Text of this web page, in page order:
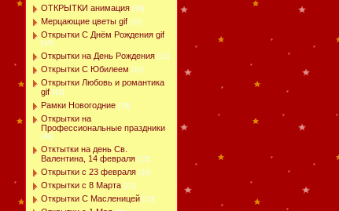
ОТКРЫТКИ анимация [39]
Мерцающие цветы gif [22]
Открытки С Днём Рождения gif
[44]
Открытки на День Рождения [13]
Открытки С Юбилеем [10]
Открытки Любовь и романтика
gif [43]
Рамки Новогодние [16]
Открытки на
Профессиональные праздники
[48]
Отктытки на день Св.
Валентина, 14 февраля [15]
Открытки с 23 февраля [16]
Открытки с 8 Марта [15]
Открытки С Масленицей [10]